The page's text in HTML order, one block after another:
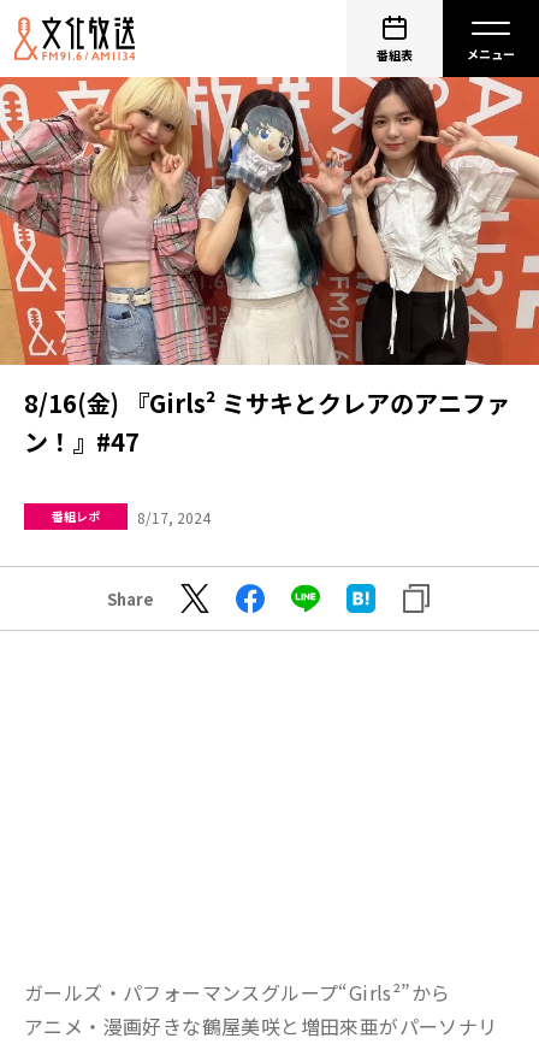
番組表
8/16(金) 『Girls² ミサキとクレアのアニファ
ン！』#47
番組レポ 8/17, 2024
Share
ガールズ・パフォーマンスグループ“Girls²”から
アニメ・漫画好きな鶴屋美咲と増田來亜がパーソナリ